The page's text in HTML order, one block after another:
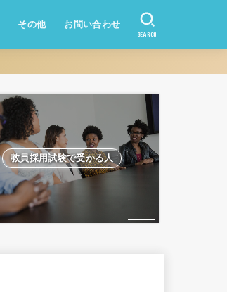
その他
資産形成
業務改善
教員になりたい方 学校のQ&A
教員採用試験
お問い合わせ
SEARCH
教員採用試験で受かる人